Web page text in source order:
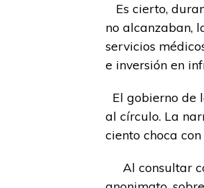
Es cierto,
no alcanzaban,
servicios
e inversión en
El gobierno de
al círculo. La
ciento choca
Al consultar